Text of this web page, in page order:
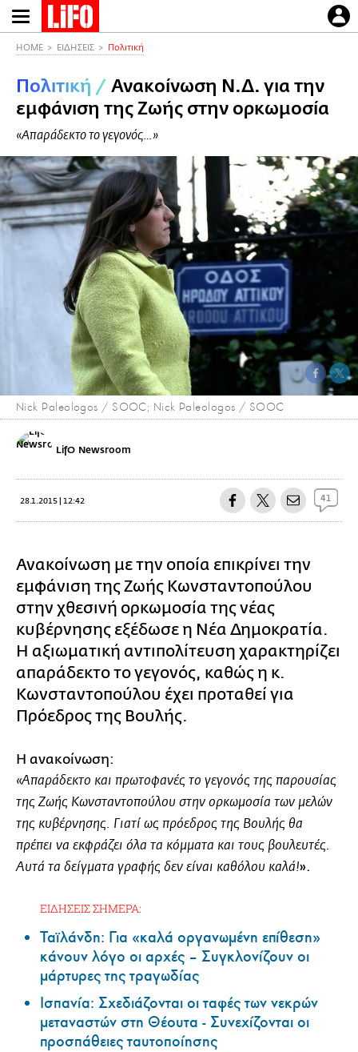
Παράκαμψη
προς
περιεχόμενο
HOME ΕΙΔΗΣΕΙΣ Πολιτική
Πολιτική / Ανακοίνωση Ν.Δ. για την
εμφάνιση της Ζωής στην ορκωμοσία
«Απαράδεκτο το γεγονός…»
Nick Paleologos / SOOC; Nick Paleologos / SOOC
LifO Newsroom
28.1.2015 | 12:42 41
Ανακοίνωση με την οποία επικρίνει την
εμφάνιση της Ζωής Κωνσταντοπούλου
στην χθεσινή ορκωμοσία της νέας
κυβέρνησης εξέδωσε η Νέα Δημοκρατία.
Η αξιωματική αντιπολίτευση χαρακτηρίζει
απαράδεκτο το γεγονός, καθώς η κ.
Κωνσταντοπούλου έχει προταθεί για
Πρόεδρος της Βουλής.
Η ανακοίνωση:
«Απαράδεκτο και πρωτοφανές το γεγονός της παρουσίας
της Ζωής Κωνσταντοπούλου στην ορκωμοσία των μελών
της κυβέρνησης. Γιατί ως πρόεδρος της Βουλής θα
πρέπει να εκφράζει όλα τα κόμματα και τους βουλευτές.
Αυτά τα δείγματα γραφής δεν είναι καθόλου καλά!».
ΕΙΔΗΣΕΙΣ ΣΗΜΕΡΑ:
Ταϊλάνδη: Για «καλά οργανωμένη επίθεση»
κάνουν λόγο οι αρχές – Συγκλονίζουν οι
μάρτυρες της τραγωδίας
Ισπανία: Σχεδιάζονται οι ταφές των νεκρών
μεταναστών στη Θέουτα - Συνεχίζονται οι
προσπάθειες ταυτοποίησης